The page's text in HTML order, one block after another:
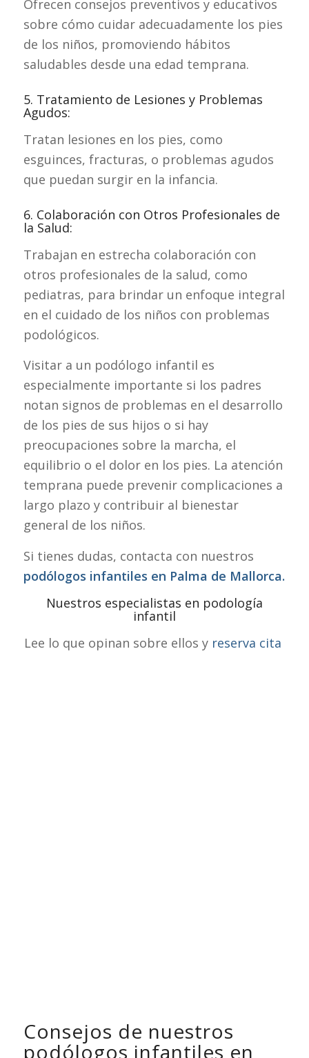
Ofrecen consejos preventivos y educativos
sobre cómo cuidar adecuadamente los pies
de los niños, promoviendo hábitos
saludables desde una edad temprana.
5. Tratamiento de Lesiones y Problemas
Agudos:
Tratan lesiones en los pies, como
esguinces, fracturas, o problemas agudos
que puedan surgir en la infancia.
6. Colaboración con Otros Profesionales de
la Salud:
Trabajan en estrecha colaboración con
otros profesionales de la salud, como
pediatras, para brindar un enfoque integral
en el cuidado de los niños con problemas
podológicos.
Visitar a un podólogo infantil es
especialmente importante si los padres
notan signos de problemas en el desarrollo
de los pies de sus hijos o si hay
preocupaciones sobre la marcha, el
equilibrio o el dolor en los pies. La atención
temprana puede prevenir complicaciones a
largo plazo y contribuir al bienestar
general de los niños.
Si tienes dudas, contacta con nuestros
podólogos infantiles en Palma de Mallorca.
Nuestros especialistas en podología
infantil
Lee lo que opinan sobre ellos y reserva cita
Consejos de nuestros
podólogos infantiles en